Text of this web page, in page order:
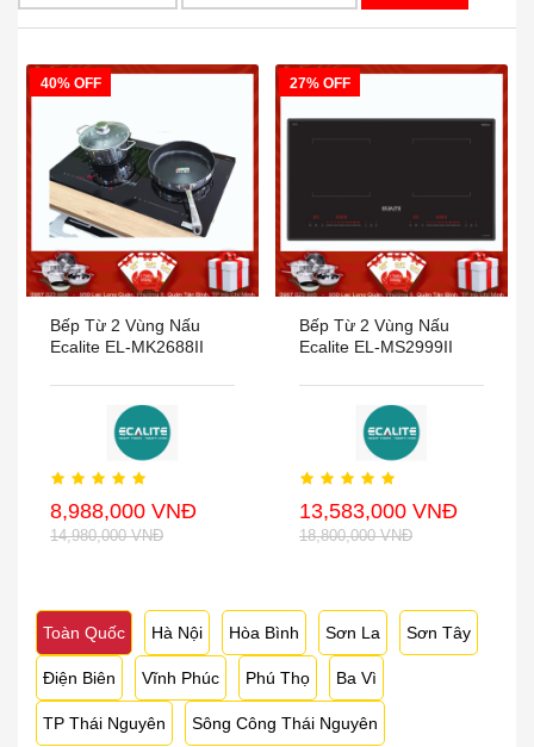
40% OFF
Bếp Từ 2 Vùng Nấu
Ecalite EL-MK2688II
8,988,000 VNĐ
14,980,000 VNĐ
27% OFF
Bếp Từ 2 Vùng Nấu
Ecalite EL-MS2999II
13,583,000 VNĐ
18,800,000 VNĐ
Toàn Quốc Hà Nội Hòa Bình Sơn La Sơn Tây
Điện Biên Vĩnh Phúc Phú Thọ Ba Vì
TP Thái Nguyên Sông Công Thái Nguyên